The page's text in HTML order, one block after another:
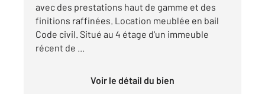
avec des prestations haut de gamme et des
finitions raffinées. Location meublée en bail
Code civil. Situé au 4 étage d'un immeuble
récent de ...
Voir le détail du bien